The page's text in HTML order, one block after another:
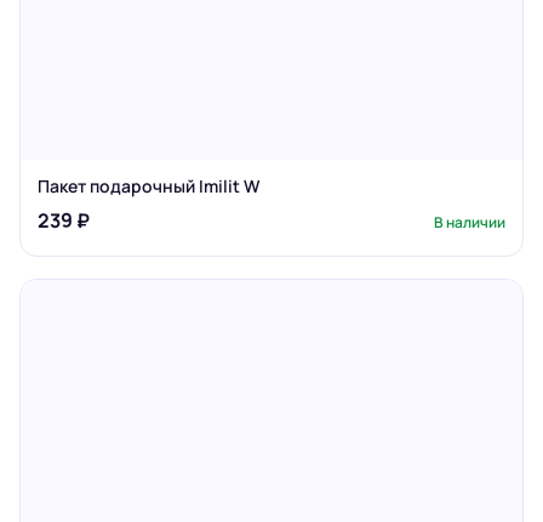
Пакет подарочный Imilit W
239 ₽ В наличии